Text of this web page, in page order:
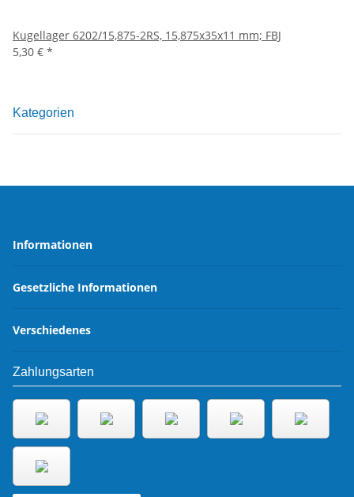
Kugellager 6202/15,875-2RS, 15,875x35x11 mm; FBJ
5,30 € *
Kategorien
Informationen
Gesetzliche Informationen
Verschiedenes
Zahlungsarten